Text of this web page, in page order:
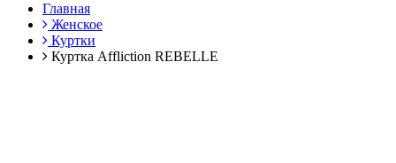
Главная
Женское
Куртки
Куртка Affliction REBELLE